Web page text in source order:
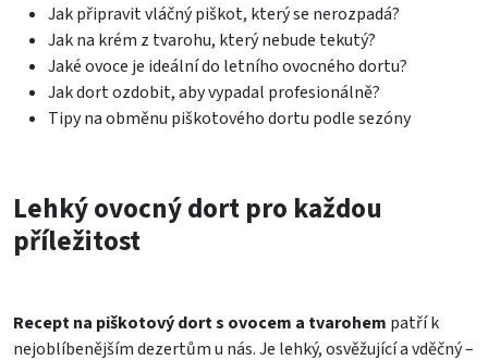
Jak připravit vláčný piškot, který se nerozpadá?
Jak na krém z tvarohu, který nebude tekutý?
Jaké ovoce je ideální do letního ovocného dortu?
Jak dort ozdobit, aby vypadal profesionálně?
Tipy na obměnu piškotového dortu podle sezóny
Lehký ovocný dort pro každou
příležitost
Recept na piškotový dort s ovocem a tvarohem patří k
nejoblíbenějším dezertům u nás. Je lehký, osvěžující a vděčný –